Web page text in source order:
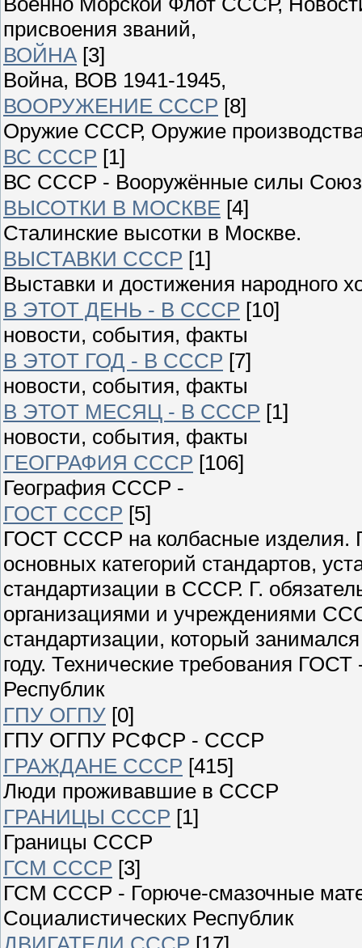
присвоения званий,
ВОЙНА [3]
Война, ВОВ 1941-1945,
ВООРУЖЕНИЕ СССР [8]
Оружие СССР, Оружие
ВС СССР [1]
ВС СССР - Вооружённые силы
ВЫСОТКИ В МОСКВЕ [4]
Сталинские высотки в Москве.
ВЫСТАВКИ СССР [1]
Выставки и достижения народного
В ЭТОТ ДЕНЬ - В СССР [10]
новости, события, факты
В ЭТОТ ГОД - В СССР [7]
новости, события, факты
В ЭТОТ МЕСЯЦ - В СССР [1]
новости, события, факты
ГЕОГРАФИЯ СССР [106]
География СССР -
ГОСТ СССР [5]
ГОСТ СССР на колбасные изделия.
основных категорий стандартов,
стандартизации в СССР. Г.
организациями и учреждениями
стандартизации, который
году. Технические требования
Республик
ГПУ ОГПУ [0]
ГПУ ОГПУ РСФСР - СССР
ГРАЖДАНЕ СССР [415]
Люди проживавшие в СССР
ГРАНИЦЫ СССР [1]
Границы СССР
ГСМ СССР [3]
ГСМ СССР - Горюче-смазочные
Социалистических Республик